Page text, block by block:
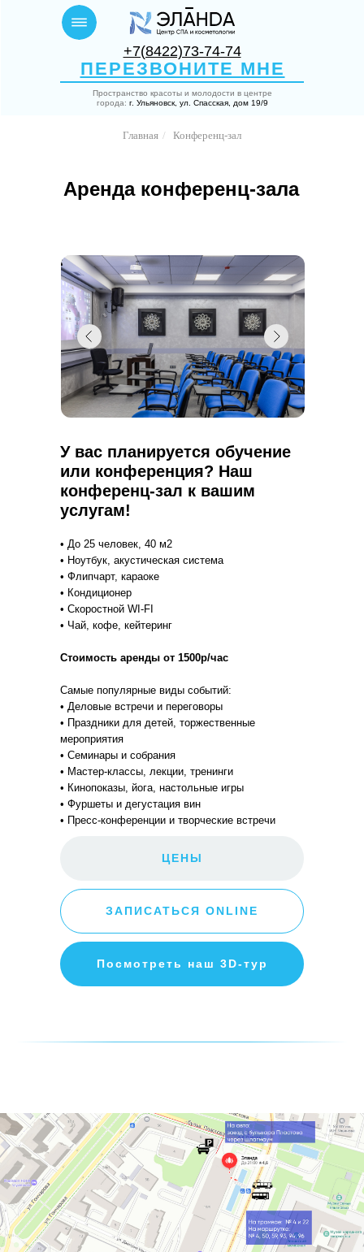
Пространство красоты и молодости в центре
города: г. Ульяновск, ул. Спасская, дом 19/9
+7(8422)73-74-74
ПЕРЕЗВОНИТЕ МНЕ
Главная / Конференц-зал
Аренда конференц-зала
• До 25 человек, 40 м2
• Ноутбук, акустическая система
• Флипчарт, караоке
• Кондиционер
• Скоростной WI-FI
• Чай, кофе, кейтеринг
Стоимость аренды от 1500р/час
Самые популярные виды событий:
• Деловые встречи и переговоры
• Праздники для детей, торжественные
мероприятия
• Семинары и собрания
• Мастер-классы, лекции, тренинги
• Кинопоказы, йога, настольные игры
• Фуршеты и дегустация вин
• Пресс-конференции и творческие встречи
У вас планируется обучение
или конференция? Наш
конференц-зал к вашим
услугам!
Посмотреть наш 3D-тур
ЦЕНЫ
ЗАПИСАТЬСЯ ONLINE